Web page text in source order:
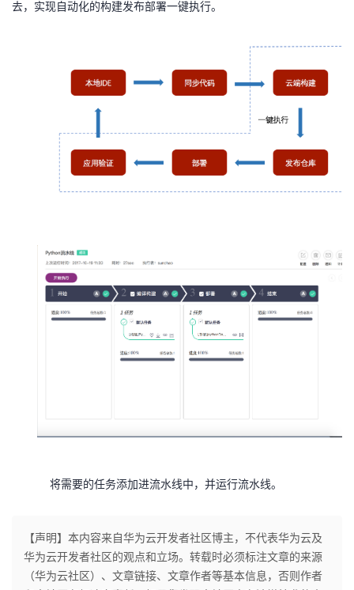
去，实现自动化的构建发布部署一键执行。
将需要的任务添加进流水线中，并运行流水线。
【声明】本内容来自华为云开发者社区博主，不代表华为云及
华为云开发者社区的观点和立场。转载时必须标注文章的来源
（华为云社区）、文章链接、文章作者等基本信息，否则作者